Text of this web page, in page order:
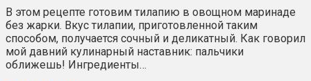
В этом рецепте готовим тилапию в овощном маринаде
без жарки. Вкус тилапии, приготовленной таким
способом, получается сочный и деликатный. Как говорил
мой давний кулинарный наставник: пальчики
оближешь! Ингредиенты…